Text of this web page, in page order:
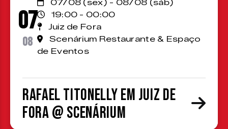
07
08
07/08 (sex) - 08/08 (sáb)
19:00 - 00:00
Juiz de Fora
Scenárium Restaurante & Espaço
de Eventos
Rafael Titonelly em Juiz de
Fora @ Scenárium